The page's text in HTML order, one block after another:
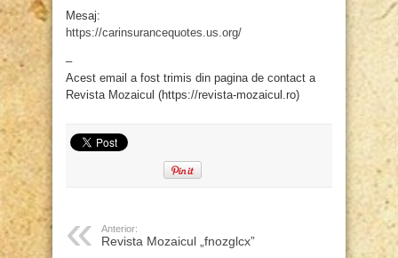
Mesaj:
https://carinsurancequotes.us.org/
–
Acest email a fost trimis din pagina de contact a
Revista Mozaicul (https://revista-mozaicul.ro)
Anterior:
Revista Mozaicul „fnozglcx”